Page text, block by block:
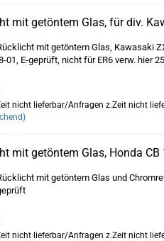
mit getöntem Glas, für div.
mit getöntem Glas, Kawasaki
01, E-geprüft, nicht für ER6 verw. hier
z.Zeit nicht
mit getöntem Glas, Honda CB
mit getöntem Glas und
z.Zeit nicht